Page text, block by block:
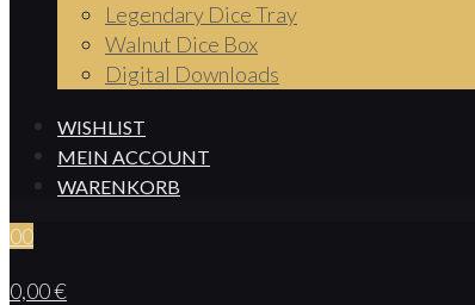
Legendary Dice Tray
Walnut Dice Box
Digital Downloads
WISHLIST
MEIN ACCOUNT
WARENKORB
00
0,00 €